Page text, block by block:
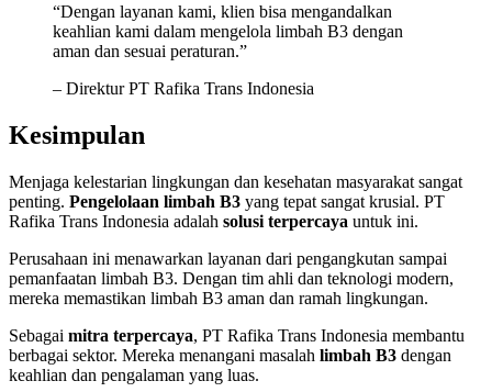
“Dengan layanan kami, klien bisa mengandalkan
keahlian kami dalam mengelola limbah B3 dengan
aman dan sesuai peraturan.”
– Direktur PT Rafika Trans Indonesia
Kesimpulan
Menjaga kelestarian lingkungan dan kesehatan masyarakat sangat
penting. Pengelolaan limbah B3 yang tepat sangat krusial. PT
Rafika Trans Indonesia adalah solusi terpercaya untuk ini.
Perusahaan ini menawarkan layanan dari pengangkutan sampai
pemanfaatan limbah B3. Dengan tim ahli dan teknologi modern,
mereka memastikan limbah B3 aman dan ramah lingkungan.
Sebagai mitra terpercaya, PT Rafika Trans Indonesia membantu
berbagai sektor. Mereka menangani masalah limbah B3 dengan
keahlian dan pengalaman yang luas.